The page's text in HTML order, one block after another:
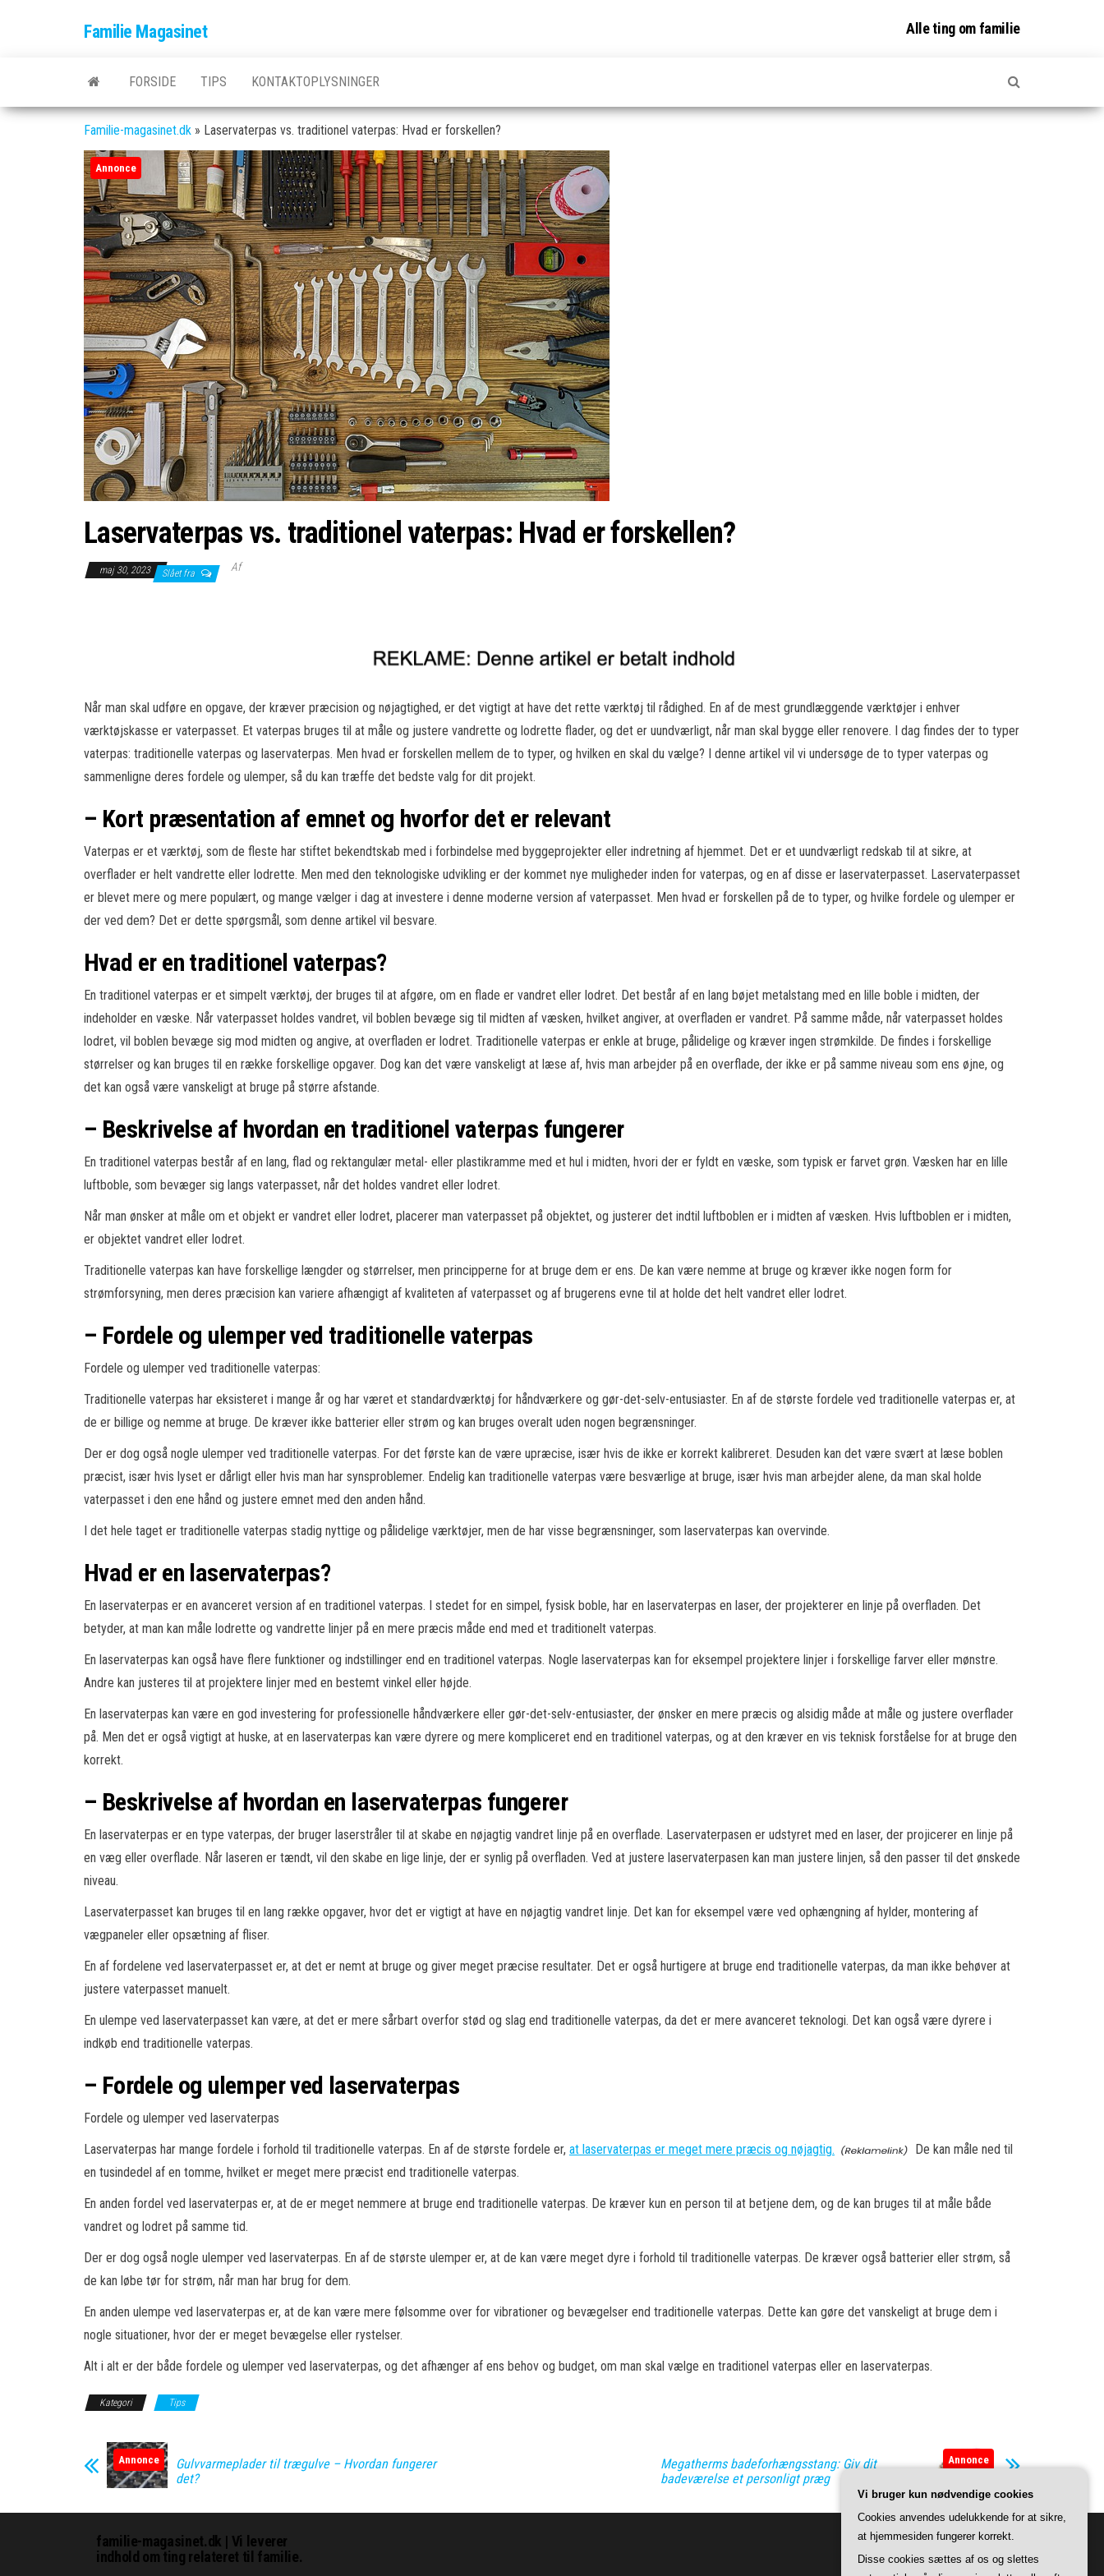
Familie Magasinet Alle ting om familie
FORSIDE TIPS KONTAKTOPLYSNINGER
Familie-magasinet.dk » Laservaterpas vs. traditionel vaterpas: Hvad er forskellen?
Annonce
Laservaterpas vs. traditionel vaterpas: Hvad er forskellen?
maj 30, 2023 Slået fra Af
Når man skal udføre en opgave, der kræver præcision og nøjagtighed, er det vigtigt at have det rette værktøj til rådighed. En af de mest grundlæggende værktøjer i enhver
værktøjskasse er vaterpasset. Et vaterpas bruges til at måle og justere vandrette og lodrette flader, og det er uundværligt, når man skal bygge eller renovere. I dag findes der to typer
vaterpas: traditionelle vaterpas og laservaterpas. Men hvad er forskellen mellem de to typer, og hvilken en skal du vælge? I denne artikel vil vi undersøge de to typer vaterpas og
sammenligne deres fordele og ulemper, så du kan træffe det bedste valg for dit projekt.
– Kort præsentation af emnet og hvorfor det er relevant
Vaterpas er et værktøj, som de fleste har stiftet bekendtskab med i forbindelse med byggeprojekter eller indretning af hjemmet. Det er et uundværligt redskab til at sikre, at
overflader er helt vandrette eller lodrette. Men med den teknologiske udvikling er der kommet nye muligheder inden for vaterpas, og en af disse er laservaterpasset. Laservaterpasset
er blevet mere og mere populært, og mange vælger i dag at investere i denne moderne version af vaterpasset. Men hvad er forskellen på de to typer, og hvilke fordele og ulemper er
der ved dem? Det er dette spørgsmål, som denne artikel vil besvare.
Hvad er en traditionel vaterpas?
En traditionel vaterpas er et simpelt værktøj, der bruges til at afgøre, om en flade er vandret eller lodret. Det består af en lang bøjet metalstang med en lille boble i midten, der
indeholder en væske. Når vaterpasset holdes vandret, vil boblen bevæge sig til midten af væsken, hvilket angiver, at overfladen er vandret. På samme måde, når vaterpasset holdes
lodret, vil boblen bevæge sig mod midten og angive, at overfladen er lodret. Traditionelle vaterpas er enkle at bruge, pålidelige og kræver ingen strømkilde. De findes i forskellige
størrelser og kan bruges til en række forskellige opgaver. Dog kan det være vanskeligt at læse af, hvis man arbejder på en overflade, der ikke er på samme niveau som ens øjne, og
det kan også være vanskeligt at bruge på større afstande.
– Beskrivelse af hvordan en traditionel vaterpas fungerer
En traditionel vaterpas består af en lang, flad og rektangulær metal- eller plastikramme med et hul i midten, hvori der er fyldt en væske, som typisk er farvet grøn. Væsken har en lille
luftboble, som bevæger sig langs vaterpasset, når det holdes vandret eller lodret.
Når man ønsker at måle om et objekt er vandret eller lodret, placerer man vaterpasset på objektet, og justerer det indtil luftboblen er i midten af væsken. Hvis luftboblen er i midten,
er objektet vandret eller lodret.
Traditionelle vaterpas kan have forskellige længder og størrelser, men principperne for at bruge dem er ens. De kan være nemme at bruge og kræver ikke nogen form for
strømforsyning, men deres præcision kan variere afhængigt af kvaliteten af vaterpasset og af brugerens evne til at holde det helt vandret eller lodret.
– Fordele og ulemper ved traditionelle vaterpas
Fordele og ulemper ved traditionelle vaterpas:
Traditionelle vaterpas har eksisteret i mange år og har været et standardværktøj for håndværkere og gør-det-selv-entusiaster. En af de største fordele ved traditionelle vaterpas er, at
de er billige og nemme at bruge. De kræver ikke batterier eller strøm og kan bruges overalt uden nogen begrænsninger.
Der er dog også nogle ulemper ved traditionelle vaterpas. For det første kan de være upræcise, især hvis de ikke er korrekt kalibreret. Desuden kan det være svært at læse boblen
præcist, især hvis lyset er dårligt eller hvis man har synsproblemer. Endelig kan traditionelle vaterpas være besværlige at bruge, især hvis man arbejder alene, da man skal holde
vaterpasset i den ene hånd og justere emnet med den anden hånd.
I det hele taget er traditionelle vaterpas stadig nyttige og pålidelige værktøjer, men de har visse begrænsninger, som laservaterpas kan overvinde.
Hvad er en laservaterpas?
En laservaterpas er en avanceret version af en traditionel vaterpas. I stedet for en simpel, fysisk boble, har en laservaterpas en laser, der projekterer en linje på overfladen. Det
betyder, at man kan måle lodrette og vandrette linjer på en mere præcis måde end med et traditionelt vaterpas.
En laservaterpas kan også have flere funktioner og indstillinger end en traditionel vaterpas. Nogle laservaterpas kan for eksempel projektere linjer i forskellige farver eller mønstre.
Andre kan justeres til at projektere linjer med en bestemt vinkel eller højde.
En laservaterpas kan være en god investering for professionelle håndværkere eller gør-det-selv-entusiaster, der ønsker en mere præcis og alsidig måde at måle og justere overflader
på. Men det er også vigtigt at huske, at en laservaterpas kan være dyrere og mere kompliceret end en traditionel vaterpas, og at den kræver en vis teknisk forståelse for at bruge den
korrekt.
– Beskrivelse af hvordan en laservaterpas fungerer
En laservaterpas er en type vaterpas, der bruger laserstråler til at skabe en nøjagtig vandret linje på en overflade. Laservaterpasen er udstyret med en laser, der projicerer en linje på
en væg eller overflade. Når laseren er tændt, vil den skabe en lige linje, der er synlig på overfladen. Ved at justere laservaterpasen kan man justere linjen, så den passer til det ønskede
niveau.
Laservaterpasset kan bruges til en lang række opgaver, hvor det er vigtigt at have en nøjagtig vandret linje. Det kan for eksempel være ved ophængning af hylder, montering af
vægpaneler eller opsætning af fliser.
En af fordelene ved laservaterpasset er, at det er nemt at bruge og giver meget præcise resultater. Det er også hurtigere at bruge end traditionelle vaterpas, da man ikke behøver at
justere vaterpasset manuelt.
En ulempe ved laservaterpasset kan være, at det er mere sårbart overfor stød og slag end traditionelle vaterpas, da det er mere avanceret teknologi. Det kan også være dyrere i
indkøb end traditionelle vaterpas.
– Fordele og ulemper ved laservaterpas
Fordele og ulemper ved laservaterpas
Laservaterpas har mange fordele i forhold til traditionelle vaterpas. En af de største fordele er, at laservaterpas er meget mere præcis og nøjagtig.
De kan måle ned til
en tusindedel af en tomme, hvilket er meget mere præcist end traditionelle vaterpas.
En anden fordel ved laservaterpas er, at de er meget nemmere at bruge end traditionelle vaterpas. De kræver kun en person til at betjene dem, og de kan bruges til at måle både
vandret og lodret på samme tid.
Der er dog også nogle ulemper ved laservaterpas. En af de største ulemper er, at de kan være meget dyre i forhold til traditionelle vaterpas. De kræver også batterier eller strøm, så
de kan løbe tør for strøm, når man har brug for dem.
En anden ulempe ved laservaterpas er, at de kan være mere følsomme over for vibrationer og bevægelser end traditionelle vaterpas. Dette kan gøre det vanskeligt at bruge dem i
nogle situationer, hvor der er meget bevægelse eller rystelser.
Alt i alt er der både fordele og ulemper ved laservaterpas, og det afhænger af ens behov og budget, om man skal vælge en traditionel vaterpas eller en laservaterpas.
Kategori Tips
Annonce
Gulvvarmeplader til trægulve – Hvordan fungerer
det?
Annonce
Megatherms badeforhængsstang: Giv dit
badeværelse et personligt præg
familie-magasinet.dk | Vi leverer
indhold om ting relateret til familie.
Vi bruger kun nødvendige cookies
Cookies anvendes udelukkende for at sikre,
at hjemmesiden fungerer korrekt.
Disse cookies sættes af os og slettes